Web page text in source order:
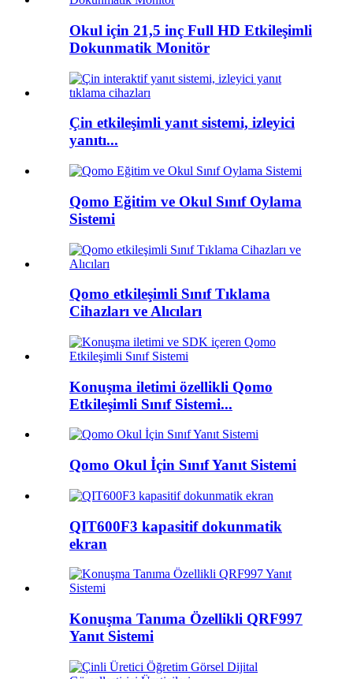
Okul için 21,5 inç Full HD Etkileşimli
Dokunmatik Monitör
Çin etkileşimli yanıt sistemi, izleyici
yanıtı...
Qomo Eğitim ve Okul Sınıf Oylama
Sistemi
Qomo etkileşimli Sınıf Tıklama
Cihazları ve Alıcıları
Konuşma iletimi özellikli Qomo
Etkileşimli Sınıf Sistemi...
Qomo Okul İçin Sınıf Yanıt Sistemi
QIT600F3 kapasitif dokunmatik
ekran
Konuşma Tanıma Özellikli QRF997
Yanıt Sistemi